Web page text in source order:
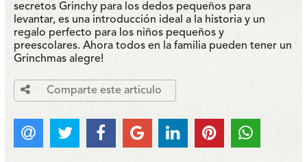
secretos Grinchy para los dedos pequeños para
levantar, es una introducción ideal a la historia y un
regalo perfecto para los niños pequeños y
preescolares. Ahora todos en la familia pueden tener un
Grinchmas alegre!
Comparte este articulo